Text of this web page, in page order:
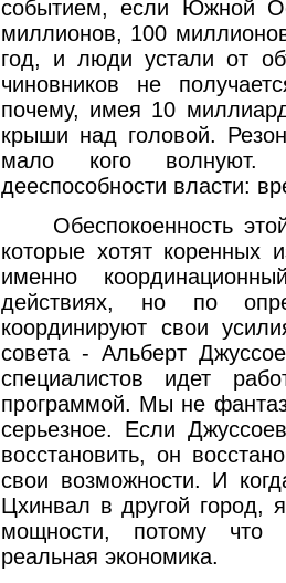
событием, если Южной
миллионов, 100
год, и люди устали от
чиновников не
почему, имея 10
крыши над головой.
мало кого волнуют.
дееспособности власти:
Обеспокоенность
которые хотят коренных
именно
действиях, но по
координируют свои
совета - Альберт
специалистов идет
программой. Мы не
серьезное. Если
восстановить, он
свои возможности. И
Цхинвал в другой город,
мощности, потому что
реальная экономика.